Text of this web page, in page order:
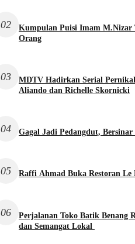
02
Kumpulan Puisi Imam M.Nizar
Orang
03
MDTV Hadirkan Serial
Aliando dan Richelle Skornicki
04 Gagal Jadi Pedangdut,
05 Raffi Ahmad Buka Restoran Le
06
Perjalanan Toko Batik Benang
dan Semangat Lokal